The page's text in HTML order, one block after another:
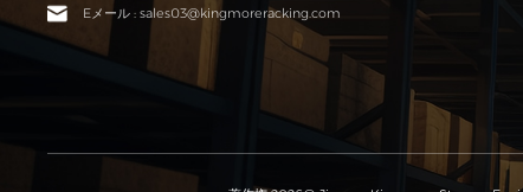
Eメール : sales03@kingmoreracking.com